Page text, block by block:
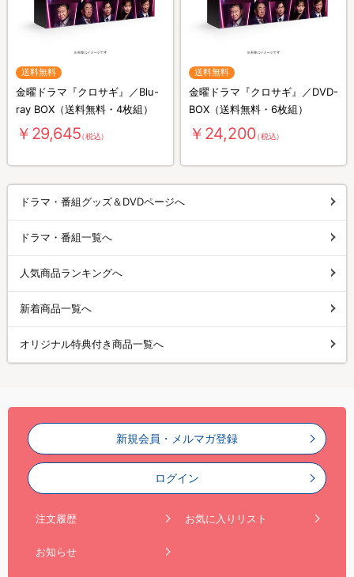
送料無料
金曜ドラマ『クロサギ』／Blu-
ray BOX（送料無料・4枚組）
￥29,645（税込）
送料無料
金曜ドラマ『クロサギ』／DVD-
BOX（送料無料・6枚組）
￥24,200（税込）
ドラマ・番組グッズ＆DVDページへ
ドラマ・番組一覧へ
人気商品ランキングへ
新着商品一覧へ
オリジナル特典付き商品一覧へ
新規会員・メルマガ登録
ログイン
注文履歴 お気に入りリスト
お知らせ